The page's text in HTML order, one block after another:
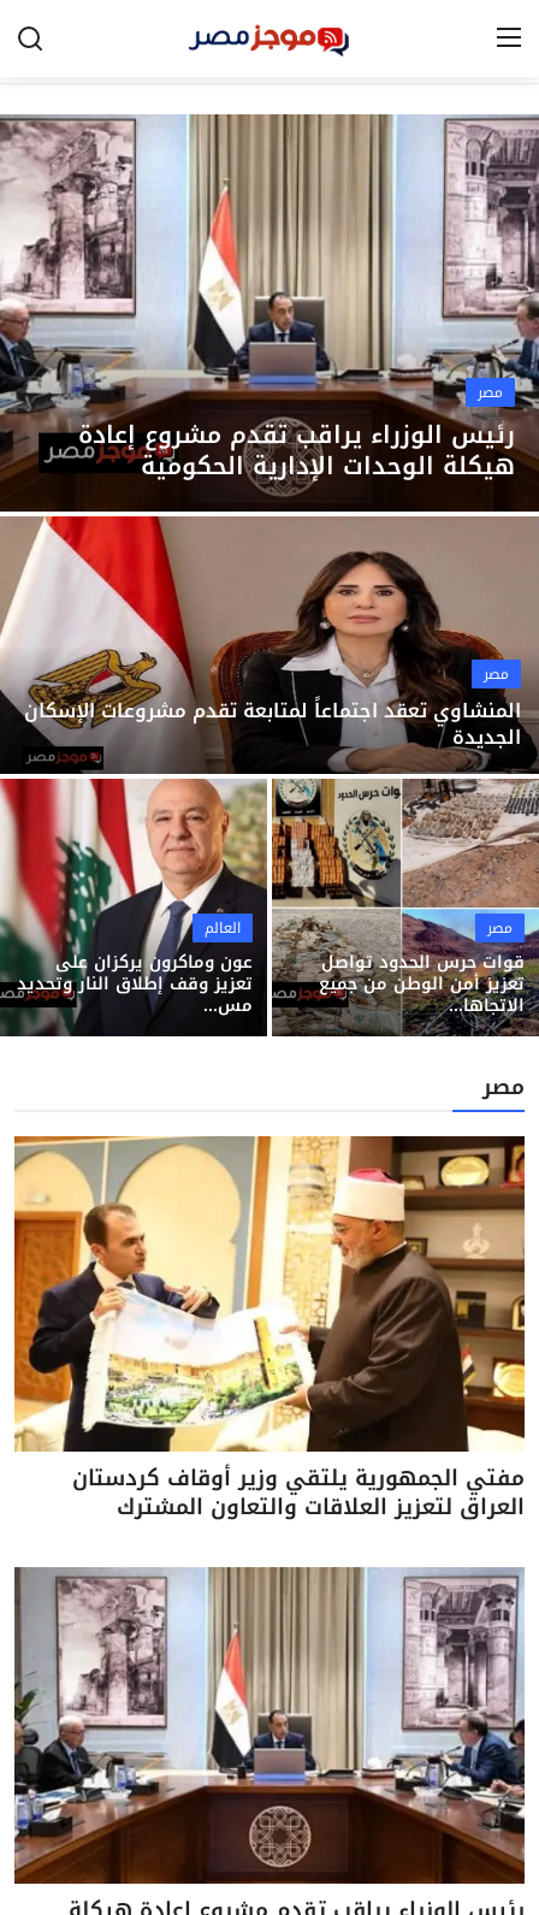
الرئيسية
مصر
الخليج
العالم
الرياضة
اقتصاد
تكنولوجيا
التعليم
منوعات
مصر
رئيس الوزراء يراقب تقدم مشروع إعادة
هيكلة الوحدات الإدارية الحكومية
مصر
المنشاوي تعقد اجتماعاً لمتابعة تقدم مشروعات الإسكان
الجديدة
مصر
قوات حرس الحدود تواصل
تعزيز أمن الوطن من جميع
الاتجاها...
العالم
عون وماكرون يركزان على
تعزيز وقف إطلاق النار وتحديد
مس...
مصر
مفتي الجمهورية يلتقي وزير أوقاف كردستان
العراق لتعزيز العلاقات والتعاون المشترك